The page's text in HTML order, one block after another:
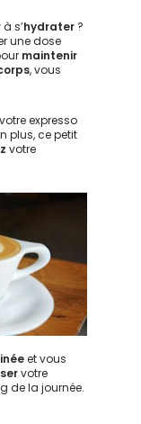
à s’hydrater ?
une dose
maintenir
, vous
expresso
plus, ce petit
votre
et vous
votre
de la journée.